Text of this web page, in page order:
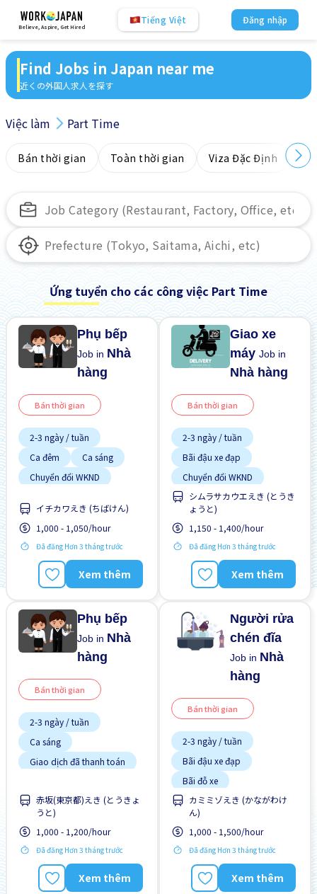
Believe, Aspire, Get Hired
Tiếng Việt Đăng nhập
Find Jobs in Japan near me
近くの外国人求人を探す
Việc làm Part Time
Bán thời gian Toàn thời gian Viza Đặc Định
Ứng tuyển cho các công việc Part Time
Phụ bếp
Job in Nhà
hàng
Bán thời gian
2-3 ngày / tuần
Ca đêm
Ca sáng
Chuyển đổi WKND
Cơ hội nhận việc làm toàn
thời gian
Gần ga tàu
Hỗ trợ bữa ăn
イチカワえき (ちばけん)
1,000 - 1,050/hour
Đã đăng Hơn 3 tháng trước
Xem thêm
Giao xe
máyJob in
Nhà hàng
Bán thời gian
2-3 ngày / tuần
Bãi đậu xe đạp
Chuyển đổi WKND
Cơ hội nhận việc làm toàn
thời gian
Cơ hội thăng tiến
Gần ga tàu
Không cần kinh nghiệm
シムラサカウエえき (とうき
ょうと)
1,150 - 1,400/hour
Đã đăng Hơn 3 tháng trước
Xem thêm
Phụ bếp
Job in Nhà
hàng
Bán thời gian
2-3 ngày / tuần
Ca sáng
Giao dịch đã thanh toán
Không cần kinh nghiệm
Lao động người nước
ngoài
Thời hạn ngắn
赤坂(東京都)えき (とうきょ
うと)
1,000 - 1,200/hour
Đã đăng Hơn 3 tháng trước
Xem thêm
Người rửa
chén đĩa
Job in Nhà
hàng
Bán thời gian
2-3 ngày / tuần
Bãi đậu xe đạp
Bãi đỗ xe
Chuyển đổi WKND
Có chỗ ở lại
Giao dịch đã thanh toán
Ít hơn theo thời gian
カミミゾえき (かながわけ
ん)
1,000 - 1,500/hour
Đã đăng Hơn 3 tháng trước
Xem thêm